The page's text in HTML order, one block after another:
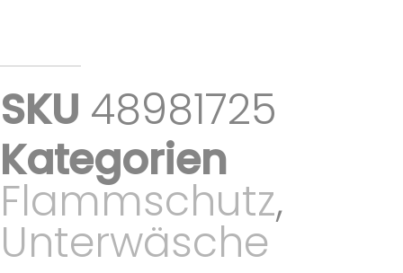
SKU 48981725
Kategorien
Flammschutz,
Unterwäsche